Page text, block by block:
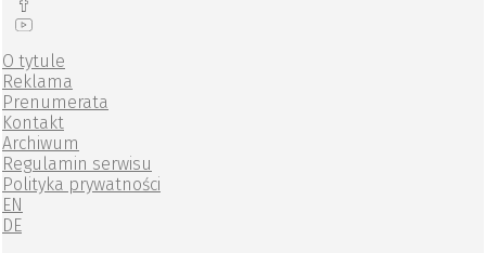
O tytule
Reklama
Prenumerata
Kontakt
Archiwum
Regulamin serwisu
Polityka prywatności
EN
DE